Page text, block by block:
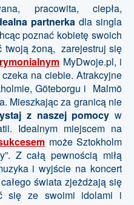
pracowita, ciepła,
partnerka dla singla
poznać kobietę swoich
twoją żoną, zarejestruj się
MyDwoje.pl, i
na ciebie. Atrakcyjne
Göteborgu i Malmö
Mieszkając za granicą nie
z naszej pomocy w
Idealnym miejscem na
może Sztokholm
Z całą pewnością miłą
i wyjście na koncert
świata zjeżdżają się
się ze swoimi idolami i